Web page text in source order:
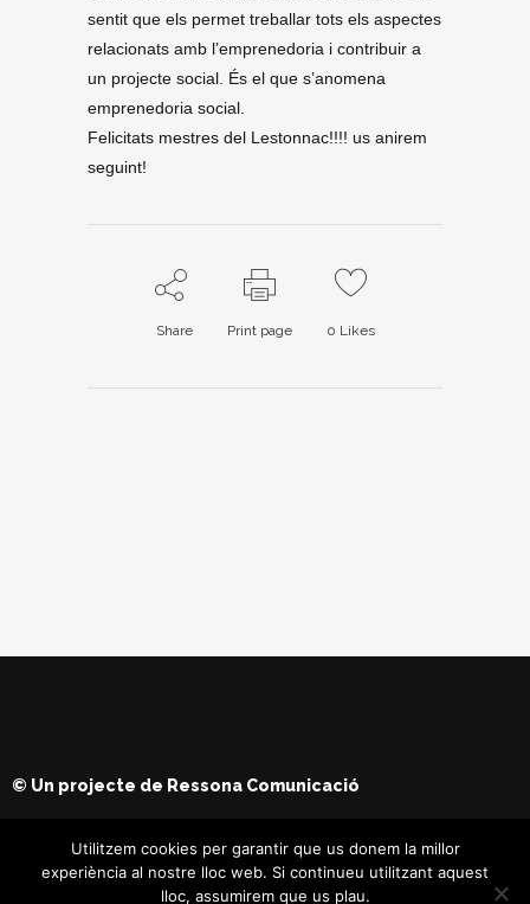
sentit que els permet treballar tots els aspectes
relacionats amb l’emprenedoria i contribuir a
un projecte social. És el que s’anomena
emprenedoria social.
Felicitats mestres del Lestonnac!!!! us anirem
seguint!
Share Print page 0 Likes
© Un projecte de Ressona Comunicació
Utilitzem cookies per garantir que us donem la millor
experiència al nostre lloc web. Si continueu utilitzant aquest
lloc, assumirem que us plau.